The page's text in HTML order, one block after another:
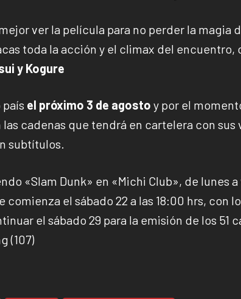
ver la película para no perder la magia
toda la acción y el climax del encuentro,
y Kogure
el próximo 3 de agosto y por el
las cadenas que tendrá en cartelera con sus
subtítulos.
«Slam Dunk» en «Michi Club», de lunes
comienza el sábado 22 a las 18:00 hrs, con
el sábado 29 para la emisión de los 51
(107)